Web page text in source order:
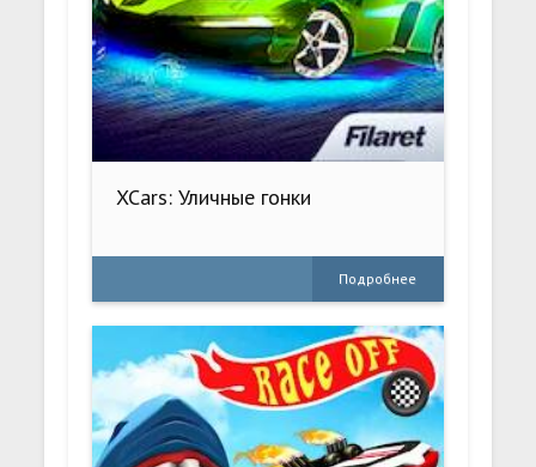
XCars: Уличные гонки
Подробнее